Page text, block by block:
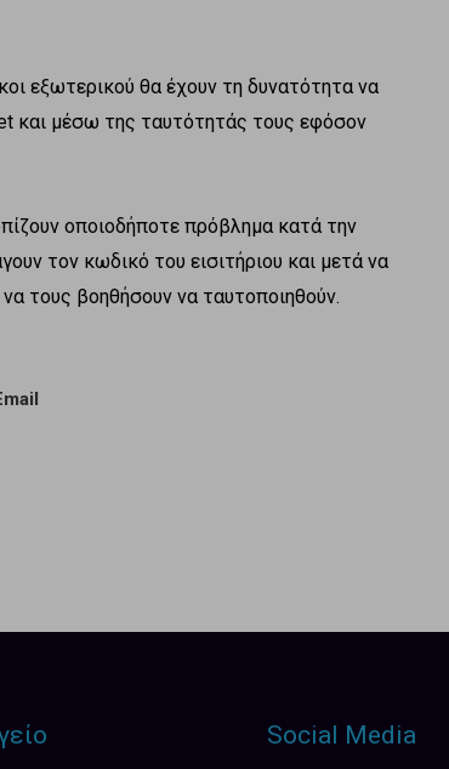
εξωτερικού θα έχουν τη δυνατότητα να
και μέσω της ταυτότητάς τους εφόσον
οποιοδήποτε πρόβλημα κατά την
τον κωδικό του εισιτήριου και μετά να
τους βοηθήσουν να ταυτοποιηθούν.
Social Media